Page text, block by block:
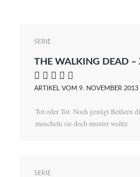
SERIE
THE WALKING DEAD –
    
ARTIKEL VOM 9. NOVEMBER 2013
Tot oder Tot: Noch genügt Beißern
meucheln sie doch munter weiter.
SERIE